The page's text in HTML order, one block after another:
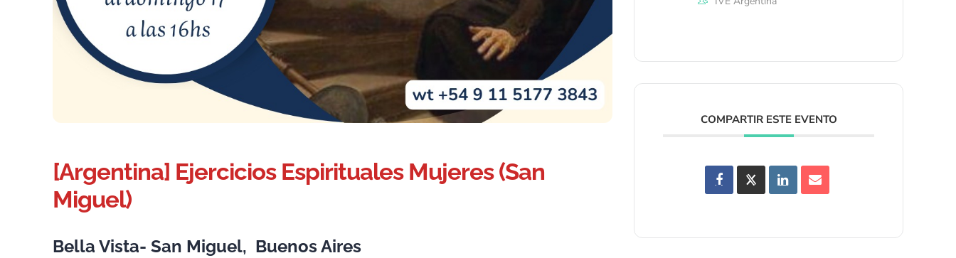
[Argentina] Ejercicios Espirituales Mujeres (San
Miguel)
Bella Vista- San Miguel, Buenos Aires
COMPARTIR ESTE EVENTO